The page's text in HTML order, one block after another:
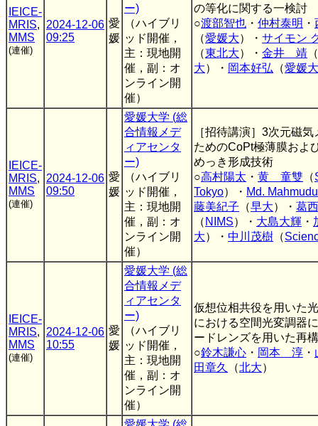
IEICE-
MRIS,
MMS
(連催)
2024-12-06
09:25
愛
媛
ー)
（ハイブリ
ッド開催，
主：現地開
催，副：オ
ンライン開
催）
の等化に関する一検討
○渡部智也 ・ 仲村泰明 ・
（愛媛大）・ サイモン
（東北大）・ 金井 靖 （
大）・ 岡本好弘 （愛媛大
IEICE-
MRIS,
MMS
(連催)
2024-12-06
09:50
愛
媛
愛媛大学 (総
合情報メデ
ィアセンタ
ー)
（ハイブリ
ッド開催，
主：現地開
催，副：オ
ンライン開
催）
［招待講演］3次元磁
ためのCoPt極薄膜およ
めっき形成技術
○高村陽太 ・ 黄 童雙 （
Tokyo）・ Md.
藤美紀子 （早大）・ 葛
（ NIMS）・ 大島大輝 ・
大）・ 中川茂樹 （
IEICE-
MRIS,
MMS
(連催)
2024-12-06
10:55
愛
媛
愛媛大学 (総
合情報メデ
ィアセンタ
ー)
（ハイブリ
ッド開催，
主：現地開
催，副：オ
ンライン開
催）
仮想位相共役を用いた
における空間光変調器
ードレンズを用いた再
○鈴木謙心 ・ 岡本 淳 ・
田章久
（北大）